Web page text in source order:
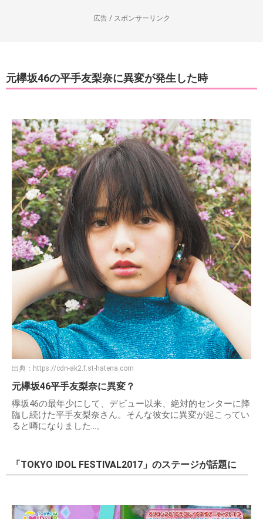
広告 / スポンサーリンク
元欅坂46の平手友梨奈に異変が発生した時
出典： https://cdn-ak2.f.st-hatena.com
元欅坂46平手友梨奈に異変？
欅坂46の最年少にして、デビュー以来、絶対的センターに降
臨し続けた平手友梨奈さん。そんな彼女に異変が起こってい
ると噂になりました…。
「TOKYO IDOL FESTIVAL2017」のステージが話題に